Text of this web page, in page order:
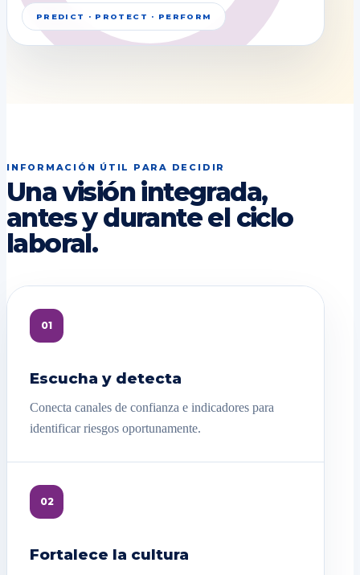
PREDICT · PROTECT · PERFORM
INFORMACIÓN ÚTIL PARA DECIDIR
Una visión integrada,
antes y durante el ciclo
laboral.
01
Escucha y detecta
Conecta canales de confianza e indicadores para
identificar riesgos oportunamente.
02
Fortalece la cultura